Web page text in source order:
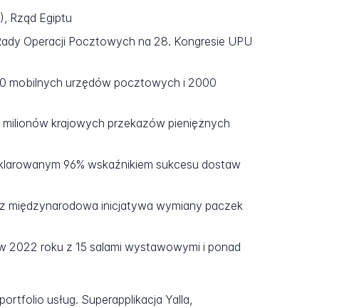
Rząd Egiptu
Operacji Pocztowych na 28. Kongresie UPU
mobilnych urzędów pocztowych i 2000
krajowych przekazów pieniężnych
96% wskaźnikiem sukcesu dostaw
międzynarodowa inicjatywa wymiany paczek
2022 roku z 15 salami wystawowymi i ponad
usług. Superapplikacja Yalla,